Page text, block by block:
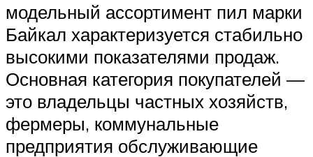
модельный ассортимент пил марки
Байкал характеризуется стабильно
высокими показателями продаж.
Основная категория покупателей —
это владельцы частных хозяйств,
фермеры, коммунальные
предприятия обслуживающие